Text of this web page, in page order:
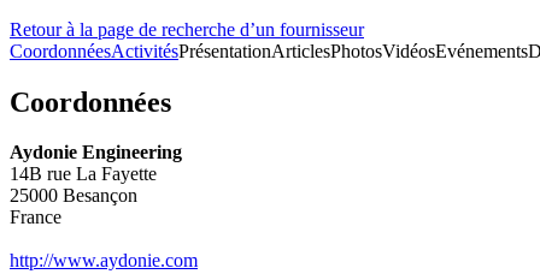
Retour à la page de recherche d’un fournisseur
CoordonnéesActivitésPrésentationArticlesPhotosVidéosEvénements
Coordonnées
Aydonie Engineering
14B rue La Fayette
25000 Besançon
France
http://www.aydonie.com